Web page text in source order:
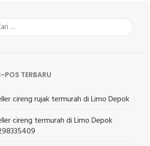
POS TERBARU
cireng rujak termurah di Limo Depok
cireng termurah di Limo Depok